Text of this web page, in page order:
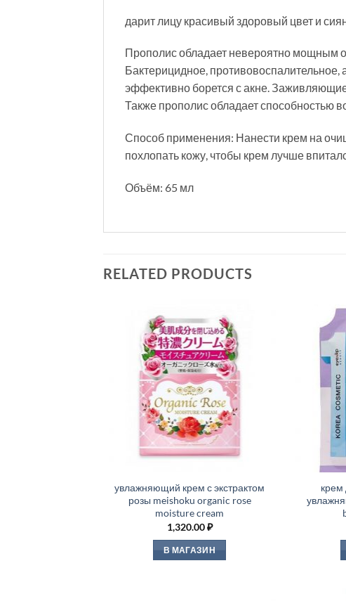
дарит лицу красивый здоровый цвет и
Прополис обладает невероятно мощным
Бактерицидное,
эффективно борется с акне.
Также прополис обладает способностью
Способ применения: Нанести крем на
похлопать кожу, чтобы крем лучше
Объём: 65 мл
RELATED PRODUCTS
увлажняющий крем с экстрактом
розы meishoku organic rose
moisture cream
1,320.00₽
В МАГАЗИН
крем